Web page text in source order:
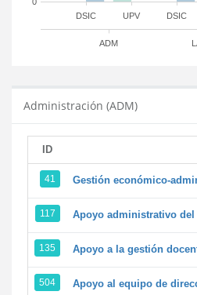
DSIC DSIC
UPV
ADM
Administración (ADM)
ID
41 Gestión económico-
117 Apoyo administrativo
135 Apoyo a la gestión
504 Apoyo al equipo de